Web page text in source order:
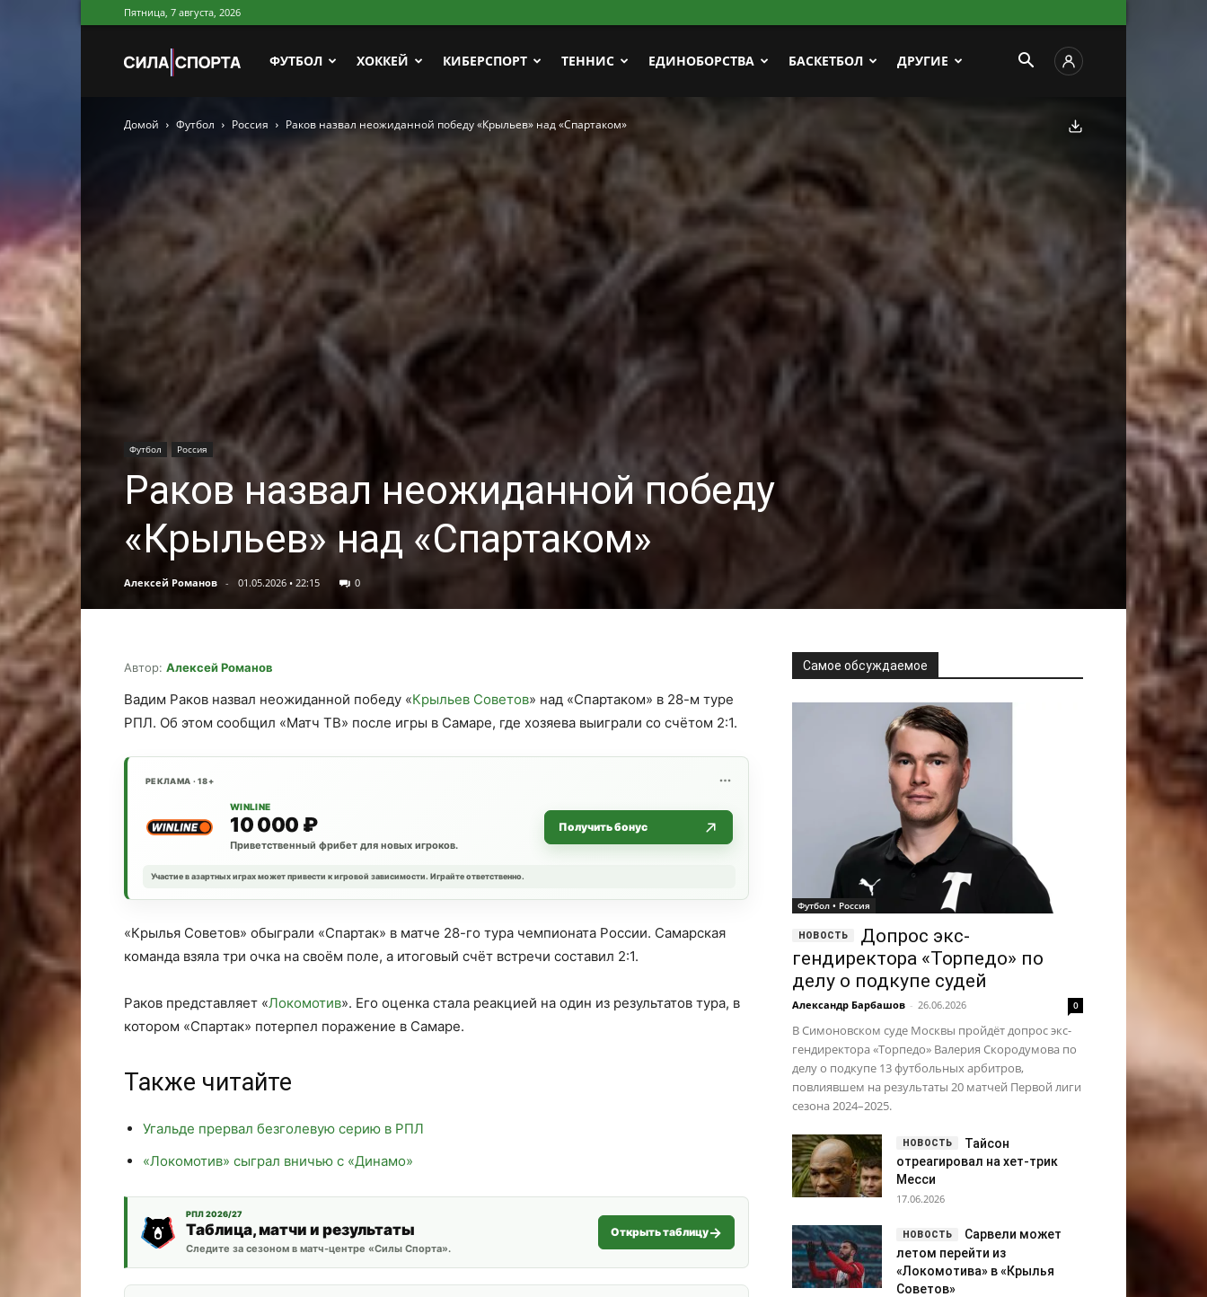
Пятница, 7 августа, 2026
Сила
Спорта
ФУТБОЛ ХОККЕЙ КИБЕРСПОРТ ТЕННИС ЕДИНОБОРСТВА БАСКЕТБОЛ ДРУГИЕ
Домой Футбол Россия Раков назвал неожиданной победу «Крыльев» над «Спартаком»
Футбол Россия
Раков назвал неожиданной победу
«Крыльев» над «Спартаком»
Алексей Романов - 01.05.2026 • 22:15 0
Скачать фото
Автор: Алексей Романов
Вадим Раков назвал неожиданной победу «Крыльев Советов» над «Спартаком» в 28-м туре
РПЛ. Об этом сообщил «Матч ТВ» после игры в Самаре, где хозяева выиграли со счётом 2:1.
РЕКЛАМА · 18+
WINLINE
10 000 ₽
Приветственный фрибет для новых игроков.
Получить бонус
Участие в азартных играх может привести к игровой зависимости. Играйте ответственно.
«Крылья Советов» обыграли «Спартак» в матче 28-го тура чемпионата России. Самарская
команда взяла три очка на своём поле, а итоговый счёт встречи составил 2:1.
Раков представляет «Локомотив». Его оценка стала реакцией на один из результатов тура, в
котором «Спартак» потерпел поражение в Самаре.
Также читайте
Угальде прервал безголевую серию в РПЛ
«Локомотив» сыграл вничью с «Динамо»
РПЛ 2026/27
Таблица, матчи и результаты
Следите за сезоном в матч-центре «Силы Спорта».
Открыть таблицу
Самое обсуждаемое
Футбол • Россия
Допрос экс-
гендиректора «Торпедо» по
делу о подкупе судей
Александр Барбашов - 26.06.2026 0
В Симоновском суде Москвы пройдёт допрос экс-
гендиректора «Торпедо» Валерия Скородумова по
делу о подкупе 13 футбольных арбитров,
повлиявшем на результаты 20 матчей Первой лиги
сезона 2024–2025.
Тайсон
отреагировал на хет-трик
Месси
17.06.2026
Сарвели может
летом перейти из
«Локомотива» в «Крылья
Советов»